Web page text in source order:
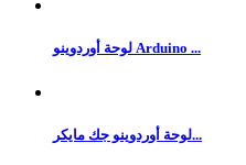
لوحة أوردوينو Arduino ...
لوحة أوردوينو جك مايكر...